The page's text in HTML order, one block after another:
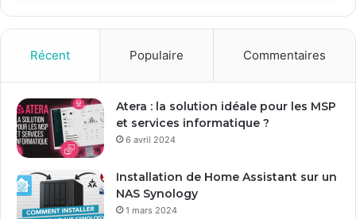
z
r
e
a
d
s
Récent Populaire Commentaires
Atera : la solution idéale pour les MSP
et services informatique ?
6 avril 2024
Installation de Home Assistant sur un
NAS Synology
1 mars 2024